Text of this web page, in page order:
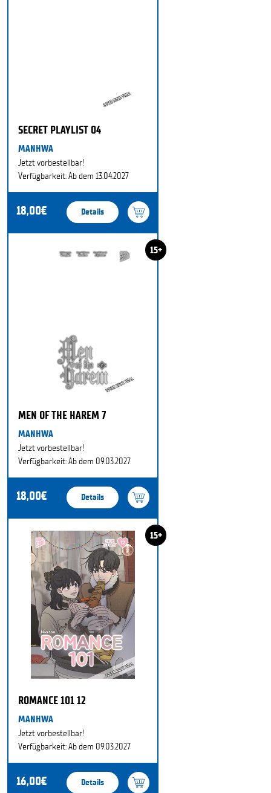
SECRET PLAYLIST 04
MANHWA
Jetzt vorbestellbar!
Verfügbarkeit: Ab dem 13.04.2027
18,00€ Details
15+
MEN OF THE HAREM 7
MANHWA
Jetzt vorbestellbar!
Verfügbarkeit: Ab dem 09.03.2027
18,00€ Details
15+
ROMANCE 101 12
MANHWA
Jetzt vorbestellbar!
Verfügbarkeit: Ab dem 09.03.2027
16,00€ Details